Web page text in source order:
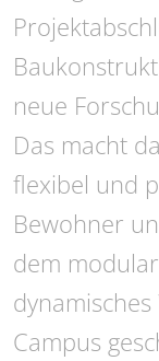
neue
Das macht
flexibel und
Bewohner
dem
Campus